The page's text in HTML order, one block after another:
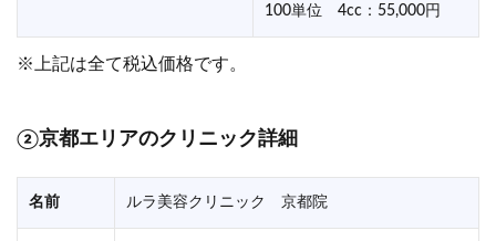
100単位 4cc：55,000円
※上記は全て税込価格です。
②京都エリアのクリニック詳細
名前 ルラ美容クリニック 京都院